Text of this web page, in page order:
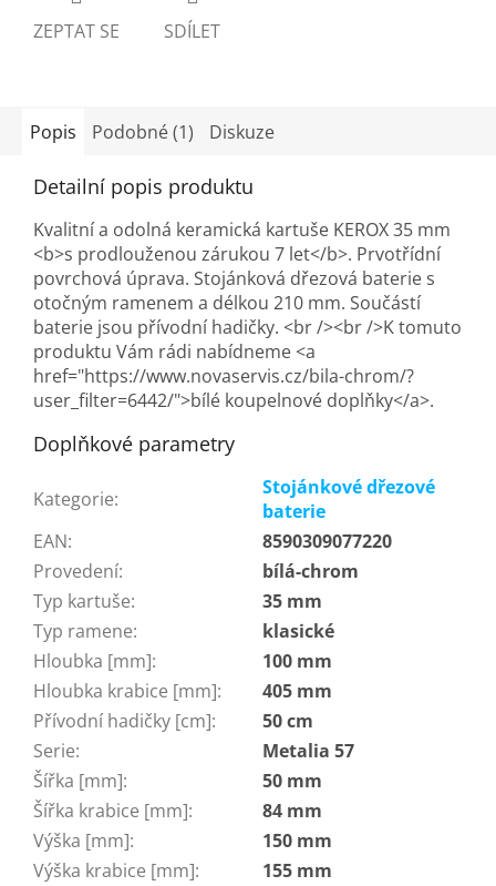
ZEPTAT SE SDÍLET
Popis Podobné (1) Diskuze
Detailní popis produktu
Kvalitní a odolná keramická kartuše KEROX 35 mm
<b>s prodlouženou zárukou 7 let</b>. Prvotřídní
povrchová úprava. Stojánková dřezová baterie s
otočným ramenem a délkou 210 mm. Součástí
baterie jsou přívodní hadičky. <br /><br />K tomuto
produktu Vám rádi nabídneme <a
href="https://www.novaservis.cz/bila-chrom/?
user_filter=6442/">bílé koupelnové doplňky</a>.
Doplňkové parametry
Kategorie:
Stojánkové dřezové
baterie
EAN:
8590309077220
Provedení:
bílá-chrom
Typ kartuše:
35 mm
Typ ramene:
klasické
Hloubka [mm]:
100 mm
Hloubka krabice [mm]:
405 mm
Přívodní hadičky [cm]:
50 cm
Serie:
Metalia 57
Šířka [mm]:
50 mm
Šířka krabice [mm]:
84 mm
Výška [mm]:
150 mm
Výška krabice [mm]:
155 mm